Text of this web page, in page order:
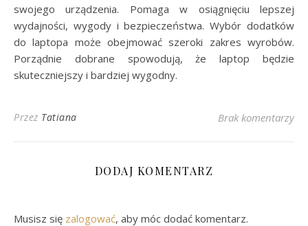
swojego urządzenia. Pomaga w osiągnięciu lepszej
wydajności, wygody i bezpieczeństwa. Wybór dodatków
do laptopa może obejmować szeroki zakres wyrobów.
Porządnie dobrane spowodują, że laptop będzie
skuteczniejszy i bardziej wygodny.
Przez Tatiana Brak komentarzy
DODAJ KOMENTARZ
Musisz się zalogować, aby móc dodać komentarz.